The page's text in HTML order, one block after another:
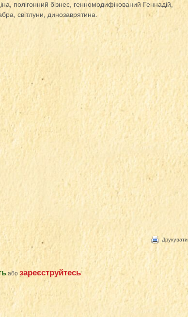
полігонний бізнес, генномодифікований Геннадій,
світлуни, динозаврятина.
Друкувати
або зареєструйтесь